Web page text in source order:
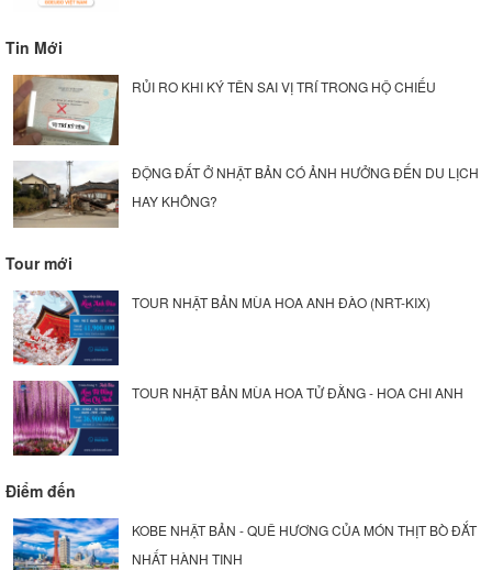
Tin Mới
RỦI RO KHI KÝ TÊN SAI VỊ TRÍ TRONG HỘ CHIẾU
ĐỘNG ĐẤT Ở NHẬT BẢN CÓ ẢNH HƯỞNG ĐẾN DU LỊCH
HAY KHÔNG?
Tour mới
TOUR NHẬT BẢN MÙA HOA ANH ĐÀO (NRT-KIX)
TOUR NHẬT BẢN MÙA HOA TỬ ĐẰNG - HOA CHI ANH
Điểm đến
KOBE NHẬT BẢN - QUÊ HƯƠNG CỦA MÓN THỊT BÒ ĐẮT
NHẤT HÀNH TINH